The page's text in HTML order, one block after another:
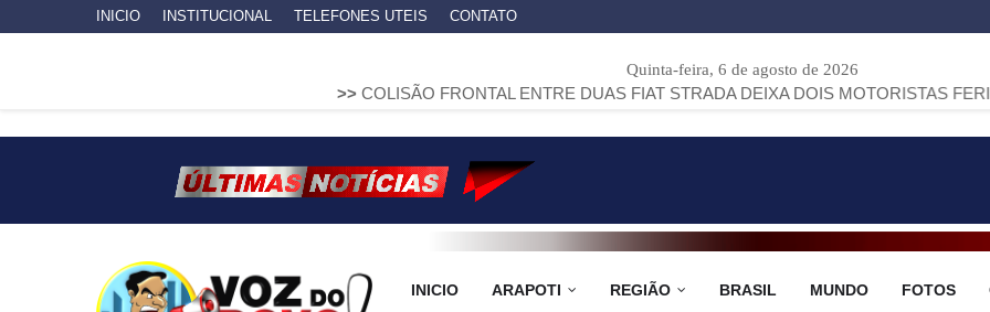
INICIO INSTITUCIONAL TELEFONES UTEIS CONTATO
Quinta-feira, 6 de agosto de 2026
COLISÃO FRONTAL ENTRE DUAS FIAT STRADA DEIXA DOIS MOTORISTAS FERIDOS NA PR-
INICIO ARAPOTI REGIÃO BRASIL MUNDO FOTOS